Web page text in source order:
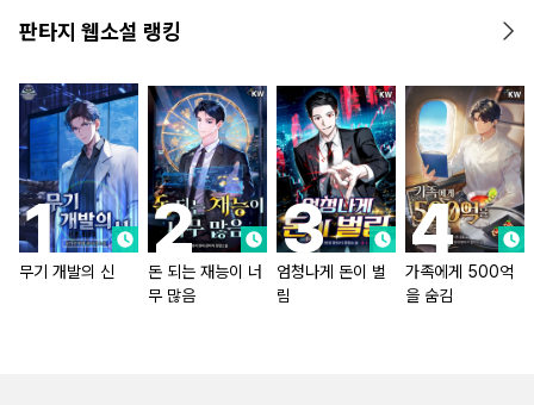
판타지 웹소설 랭킹
무기 개발의 신
돈 되는 재능이 너
무 많음
엄청나게 돈이 벌
림
가족에게 500억
을 숨김